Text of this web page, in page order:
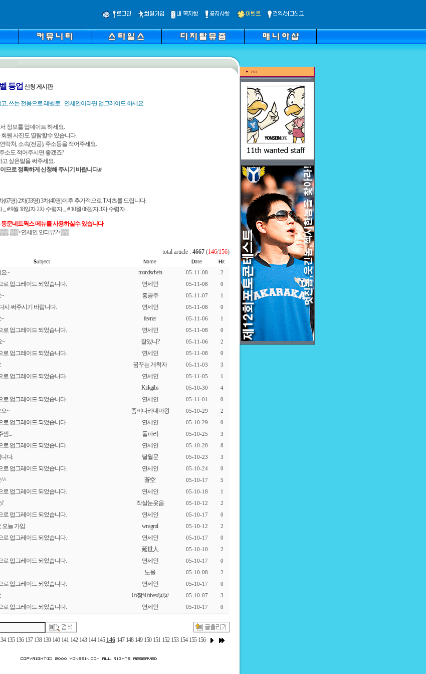
등업 신청 게시판
, 쓰는 전용으로 레벨로... 연세인이라면 업그레이드 하세요.
정보를 업데이트 하세요.
원 사진도 열람할수 있습니다.
락처, 소속(전공), 주소등을 적어주세요.
소도 적어주시면 좋겠죠?
고 싶은말을 써주세요.
므로 정확하게 신청해 주시기 바랍니다.#
(67명) 2차(33명) 3차(40명)이후 추가적으로 T셔츠를 드립니다.
,,,# 9월 18일자 2차 수령자,,,# 10월 06일자 3차 수령자
문네트웍스 메뉴를 사용하실수 있습니다
▒▒<연세인 인터뷰2>▒▒
total article : 4667 (146/156)
~ mondschein 05-11-08 2
로 업그레이드 되었습니다. 연세인 05-11-08 0
홍공주 05-11-07 1
시 써주시기 바랍니다. 연세인 05-11-08 0
fevrier 05-11-06 1
로 업그레이드 되었습니다. 연세인 05-11-08 0
~ 잘있니? 05-11-06 2
로 업그레이드 되었습니다. 연세인 05-11-08 0
꿈꾸는 개척자 05-11-03 3
로 업그레이드 되었습니다. 연세인 05-11-05 1
Kirkgibs 05-10-30 4
로 업그레이드 되었습니다. 연세인 05-11-01 0
~ 좀비나라대마왕 05-10-29 2
로 업그레이드 되었습니다. 연세인 05-10-29 0
셈... 돌파리 05-10-25 3
로 업그레이드 되었습니다. 연세인 05-10-28 8
다. 달월문 05-10-23 3
로 업그레이드 되었습니다. 연세인 05-10-24 0
蒼空 05-10-17 5
로 업그레이드 되었습니다. 연세인 05-10-18 1
작살눈웃음 05-10-12 2
로 업그레이드 되었습니다. 연세인 05-10-17 0
오늘 가입 wnsgml 05-10-12 2
로 업그레이드 되었습니다. 연세인 05-10-17 0
延世人 05-10-10 2
로 업그레이드 되었습니다. 연세인 05-10-17 0
노을 05-10-08 2
로 업그레이드 되었습니다. 연세인 05-10-17 0
05짱!/05best/@@ 05-10-07 3
로 업그레이드 되었습니다. 연세인 05-10-17 0
135 136 137 138 139 140 141 142 143 144 145 146 147 148 149 150 151 152 153 154 155 156